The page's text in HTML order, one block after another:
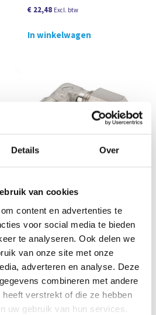
Details Over
van cookies
content en advertenties te
voor social media te bieden
te analyseren. Ook delen we
van onze site met onze
adverteren en analyse. Deze
combineren met andere
verstrekt of die ze hebben
uw gebruik van hun services.
€22,48 Excl. btw
In winkelwagen
LL R 1/8″
In winkelwagen